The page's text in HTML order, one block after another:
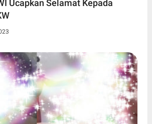
Ucapkan Selamat Kepada